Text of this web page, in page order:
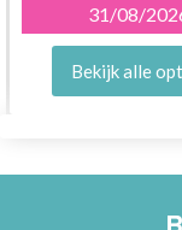
31/08/
Bekijk alle